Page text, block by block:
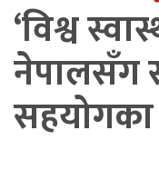
‘विश्व
नेपालसँग
सहयोगका